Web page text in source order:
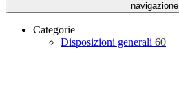
navigazione
Categorie
Disposizioni generali 60